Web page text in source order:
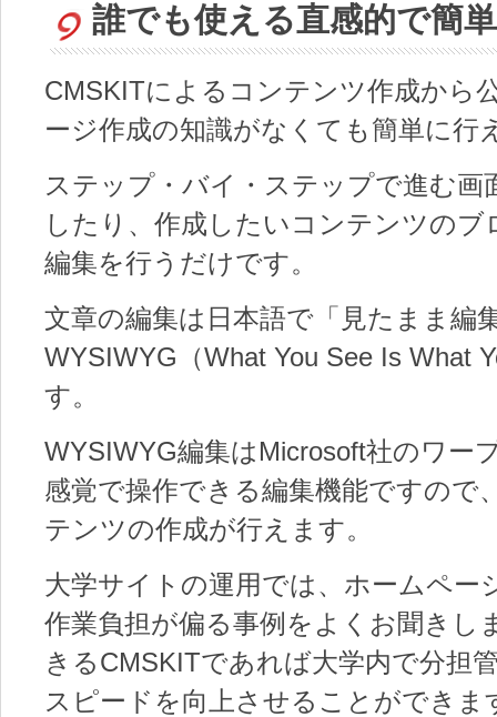
誰でも使える直感的で簡
CMSKITによるコンテンツ作成から
ージ作成の知識がなくても簡単に行
ステップ・バイ・ステップで進む画
したり、作成したいコンテンツの
編集を行うだけです。
文章の編集は日本語で「見たまま編
WYSIWYG（What You See Is What
す。
WYSIWYG編集はMicrosoft社のワー
感覚で操作できる編集機能ですので
テンツの作成が行えます。
大学サイトの運用では、ホームペー
作業負担が偏る事例をよくお聞きし
きるCMSKITであれば大学内で分担
スピードを向上させることができま